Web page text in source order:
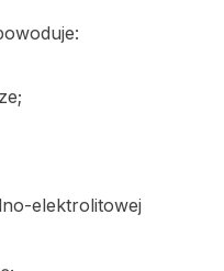
elektrolitowej